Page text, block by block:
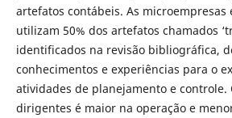
artefatos contábeis. As microempresas
utilizam 50% dos artefatos chamados
identificados na revisão bibliográfica,
conhecimentos e experiências para o
atividades de planejamento e controle.
dirigentes é maior na operação e